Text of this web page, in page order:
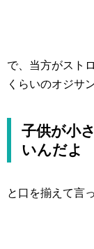
で、当方がスト
くらいのオジサ
子供が小
いんだよ
と口を揃えて言